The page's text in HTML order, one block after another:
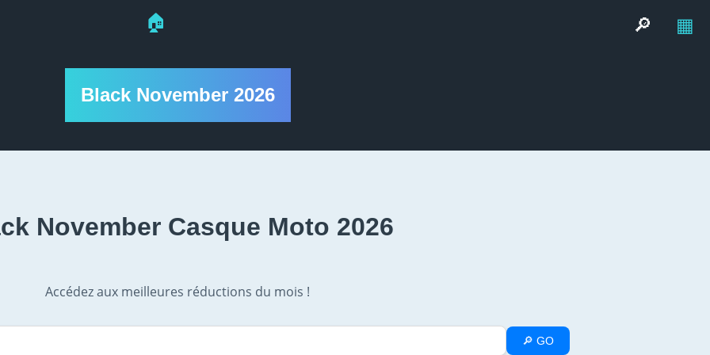
Black November 2026
November Casque Moto 2026
Accédez aux meilleures réductions du mois !
🔎 GO
🏠 🔎 ▦